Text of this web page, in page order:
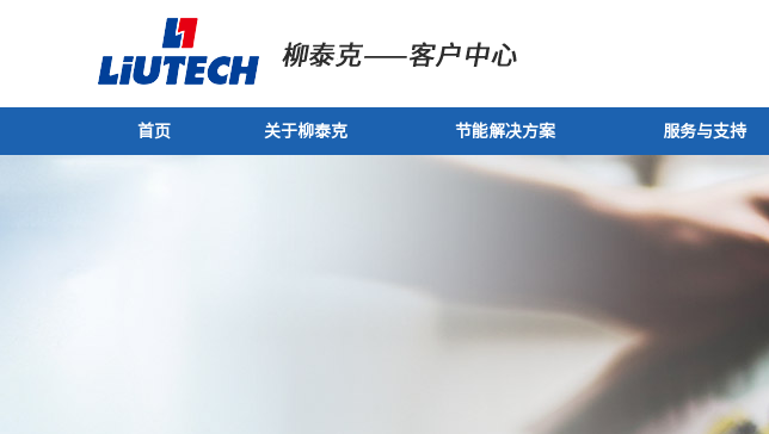
首页 关于柳泰克 节能解决方案 服务与支持